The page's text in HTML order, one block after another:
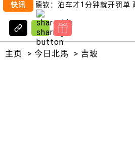
快讯陈德钦：泊车才1分钟就开罚单 政
主页 > 今日北馬 > 吉玻